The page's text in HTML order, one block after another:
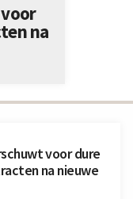
voor dure
na nieuwe
na